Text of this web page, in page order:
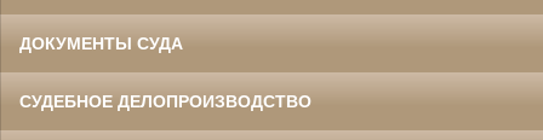
ДОКУМЕНТЫ СУДА
СУДЕБНОЕ ДЕЛОПРОИЗВОДСТВО